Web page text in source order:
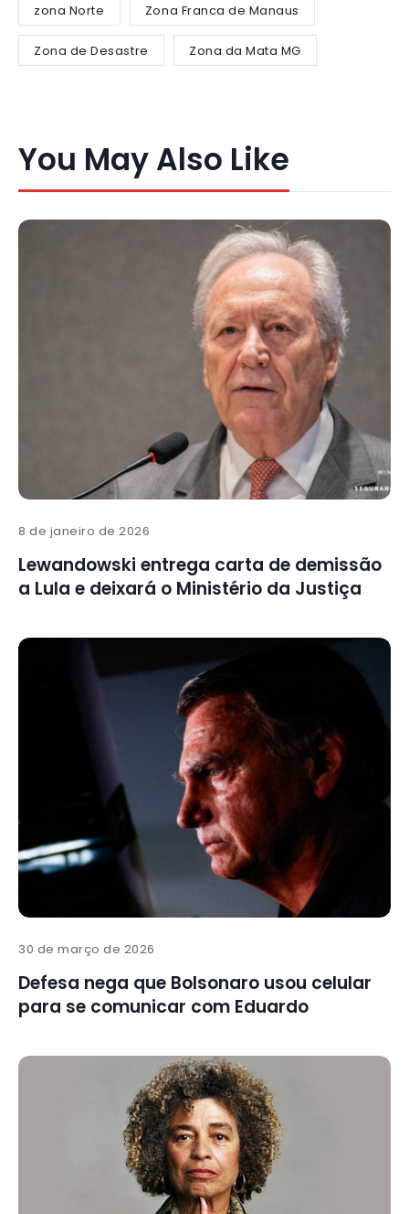
zona Norte Zona Franca de Manaus
Zona de Desastre Zona da Mata MG
You May Also Like
8 de janeiro de 2026
Lewandowski entrega carta de demissão
a Lula e deixará o Ministério da Justiça
30 de março de 2026
Defesa nega que Bolsonaro usou celular
para se comunicar com Eduardo